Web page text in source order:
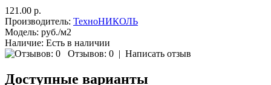
121.00 р.
Производитель: ТехноНИКОЛЬ
Модель: руб./м2
Наличие: Есть в наличии
Отзывов: 0 | Написать отзыв
Доступные варианты